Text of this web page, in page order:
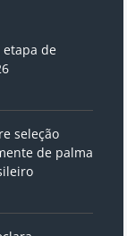
etapa de
seleção
de palma